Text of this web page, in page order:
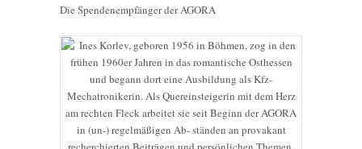
Die Spendenempfänger der AGORA